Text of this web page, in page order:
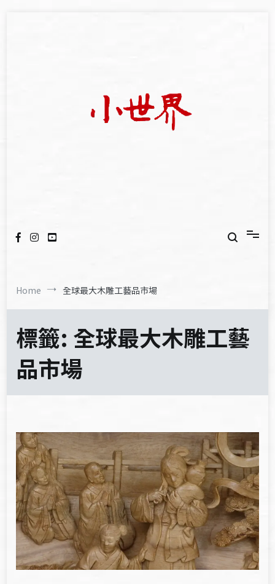
Home 全球最大木雕工藝品市場
標籤: 全球最大木雕工藝
品市場